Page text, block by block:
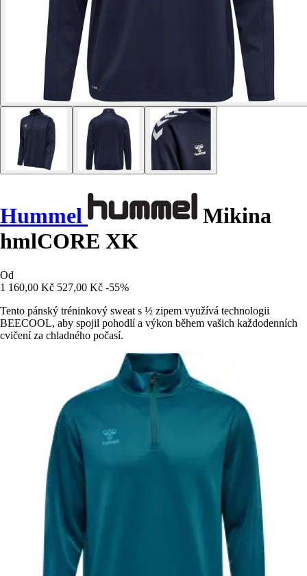
Hummel
Mikina
hmlCORE XK
Od
1 160,00 Kč 527,00 Kč -55%
Tento pánský tréninkový sweat s ½ zipem využívá technologii
BEECOOL, aby spojil pohodlí a výkon během vašich každodenních
cvičení za chladného počasí.